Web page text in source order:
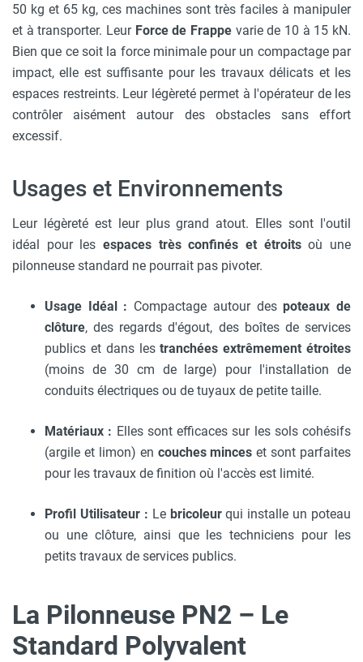
50 kg et 65 kg, ces machines sont très faciles à manipuler
et à transporter. Leur Force de Frappe varie de 10 à 15 kN.
Bien que ce soit la force minimale pour un compactage par
impact, elle est suffisante pour les travaux délicats et les
espaces restreints. Leur légèreté permet à l'opérateur de les
contrôler aisément autour des obstacles sans effort
excessif.
Usages et Environnements
Leur légèreté est leur plus grand atout. Elles sont l'outil
idéal pour les espaces très confinés et étroitsoù une
pilonneuse standard ne pourrait pas pivoter.
Usage Idéal : Compactage autour despoteaux de
clôture, des regards d'égout, des boîtes de services
publics et dans lestranchées extrêmement étroites
(moins de 30 cm de large) pour l'installation de
conduits électriques ou de tuyaux de petite taille.
Matériaux : Elles sont efficaces sur les sols cohésifs
(argile et limon) en couches minces et sont parfaites
pour les travaux de finition où l'accès est limité.
Profil Utilisateur : Le bricoleurqui installe un poteau
ou une clôture, ainsi que les techniciens pour les
petits travaux de services publics.
La Pilonneuse PN2 – Le
Standard Polyvalent